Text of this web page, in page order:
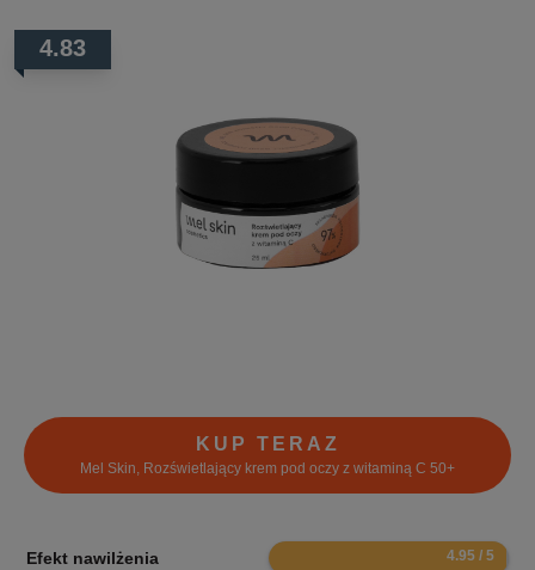
4.83
KUP TERAZ
Mel Skin, Rozświetlający krem pod oczy z witaminą C 50+
Efekt nawilżenia 9.9